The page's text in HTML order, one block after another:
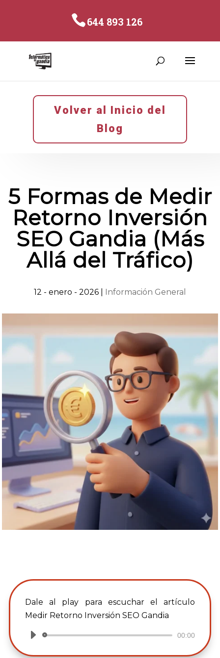
644 893 126
Volver al Inicio del
Blog
5 Formas de Medir
Retorno Inversión
SEO Gandia (Más
Allá del Tráfico)
12 - enero - 2026 Información General
Dale al play para escuchar el artículo
Medir Retorno Inversión SEO Gandia
Reproductor
00:00